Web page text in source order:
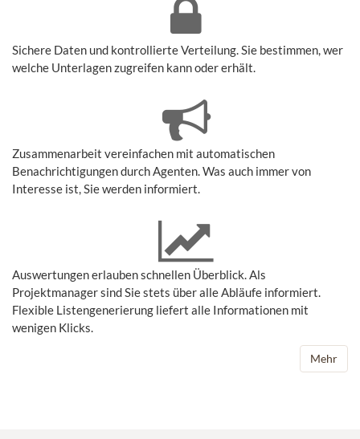
Sichere Daten und kontrollierte Verteilung. Sie bestimmen, wer
welche Unterlagen zugreifen kann oder erhält.
Zusammenarbeit vereinfachen mit automatischen
Benachrichtigungen durch Agenten. Was auch immer von
Interesse ist, Sie werden informiert.
Auswertungen erlauben schnellen Überblick. Als
Projektmanager sind Sie stets über alle Abläufe informiert.
Flexible Listengenerierung liefert alle Informationen mit
wenigen Klicks.
Mehr